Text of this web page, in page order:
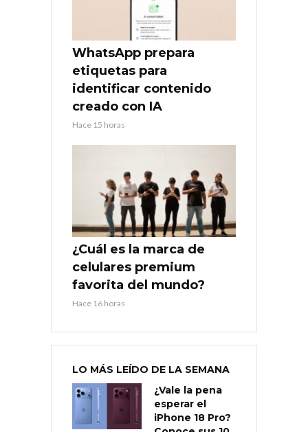
WhatsApp prepara
etiquetas para
identificar contenido
creado con IA
Hace 15 horas
¿Cuál es la marca de
celulares premium
favorita del mundo?
Hace 16 horas
LO MÁS LEÍDO DE LA SEMANA
¿Vale la pena
esperar el
iPhone 18 Pro?